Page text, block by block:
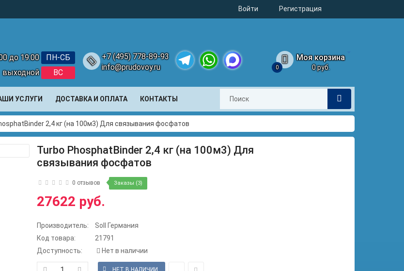
Войти Регистрация
до 19:00
ПН-СБ
выходной
ВС
+7 (495) 778-89-93
info@prudovoy.ru
Моя корзина
0 0 руб.
УСЛУГИ ДОСТАВКА И ОПЛАТА КОНТАКТЫ
2,4 кг (на 100м3) Для связывания фосфатов
Turbo PhosphatBinder 2,4 кг (на 100м3) Для
связывания фосфатов
0 отзывов Заказы (3)
27622 руб.
Производитель:
Soll Германия
Код товара:
21791
Доступность:
Нет в наличии